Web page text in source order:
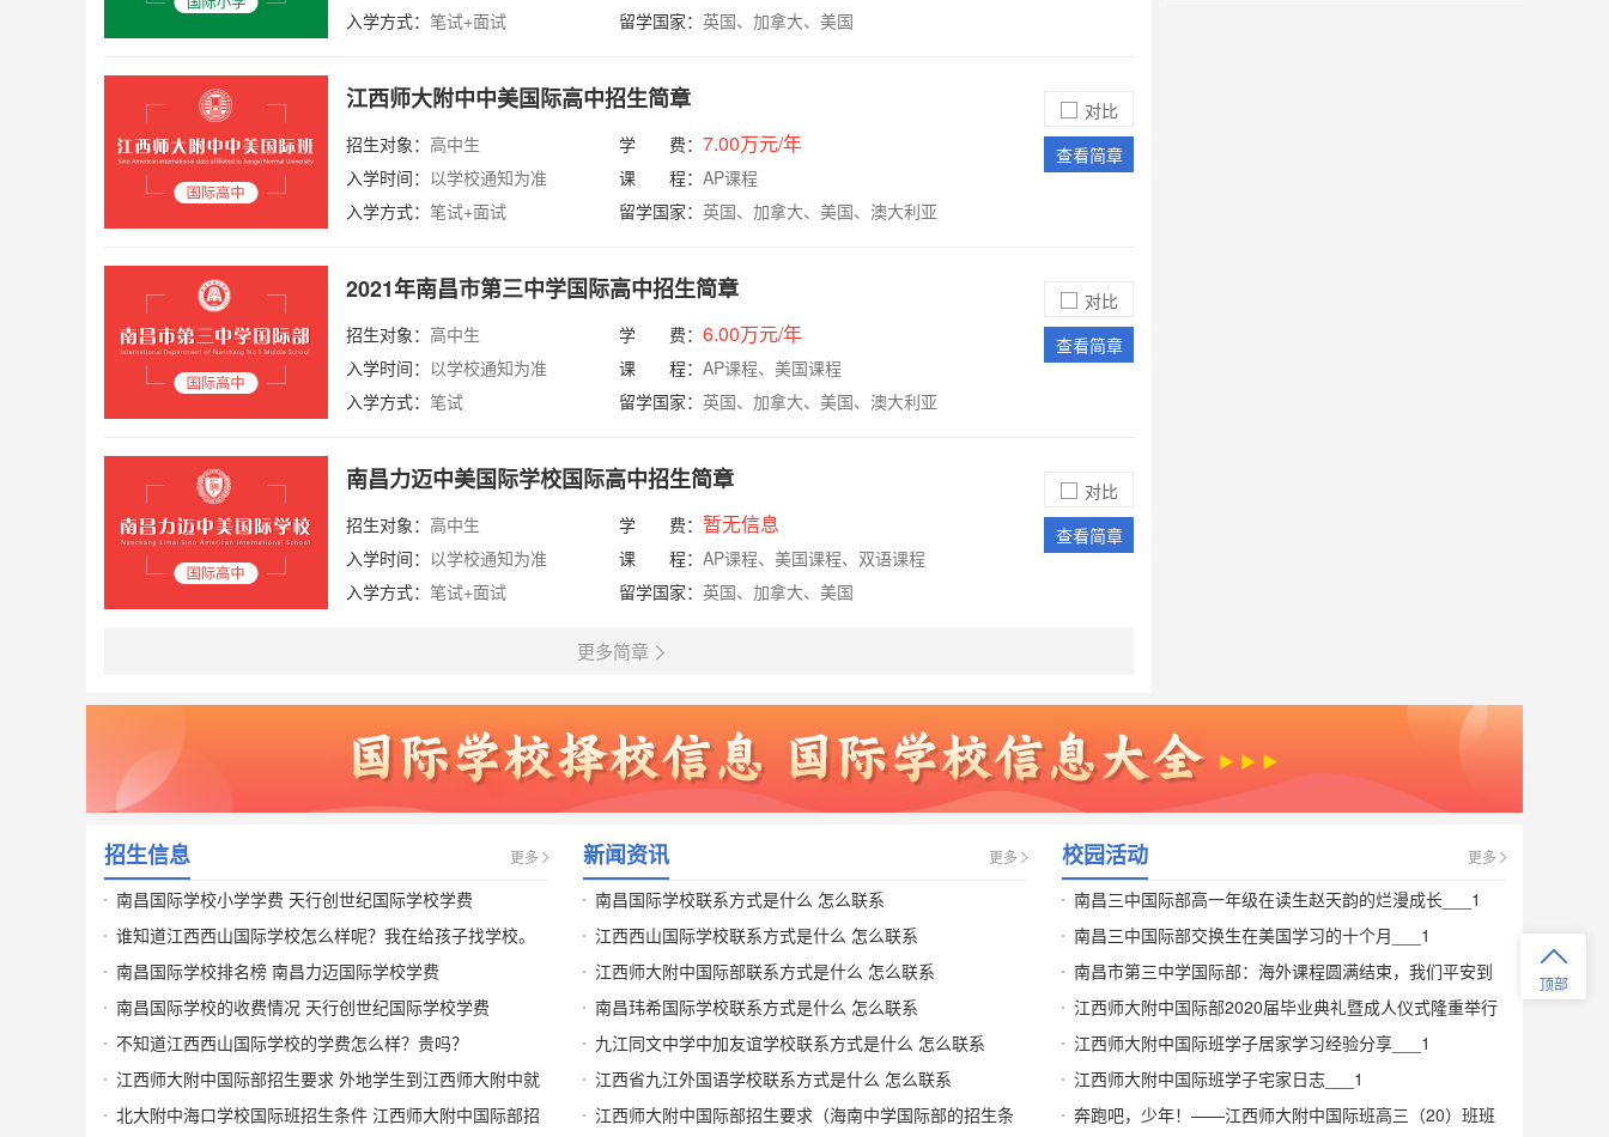
入学方式： 笔试+面试 留学国家： 英国、加拿大、美国
江西师大附中中美国际高中招生简章
招生对象： 高中生 学 费： 7.00万元/年
入学时间： 以学校通知为准 课 程： AP课程
入学方式： 笔试+面试 留学国家： 英国、加拿大、美国、澳大利亚
对比
查看简章
2021年南昌市第三中学国际高中招生简章
招生对象： 高中生 学 费： 6.00万元/年
入学时间： 以学校通知为准 课 程： AP课程、美国课程
入学方式： 笔试 留学国家： 英国、加拿大、美国、澳大利亚
对比
查看简章
南昌力迈中美国际学校国际高中招生简章
招生对象： 高中生 学 费： 暂无信息
入学时间： 以学校通知为准 课 程： AP课程、美国课程、双语课程
入学方式： 笔试+面试 留学国家： 英国、加拿大、美国
对比
查看简章
更多简章
一新生计划招3个班，班级采用小班教
一插班高二的学生，只会录取非常优秀
的同学以保证班级质量。
江西师大附中中美国际班学费7万/年。
怎样才能被江西师大附中中美国际班录
取？
首先参加江西师大附中中美国际班组织
再结合孩子的中考成绩。两项都达到学
校的要求后，便可获得最终录取。
2020年南昌市第三中学国际部招生计划
有哪些？
招生信息 更多
南昌国际学校小学学费 天行创世纪国际学校学费
谁知道江西西山国际学校怎么样呢？我在给孩子找学校。
南昌国际学校排名榜 南昌力迈国际学校学费
南昌国际学校的收费情况 天行创世纪国际学校学费
不知道江西西山国际学校的学费怎么样？贵吗？
江西师大附中国际部招生要求 外地学生到江西师大附中就
读的条件
北大附中海口学校国际班招生条件 江西师大附中国际部招
新闻资讯 更多
南昌国际学校联系方式是什么 怎么联系
江西西山国际学校联系方式是什么 怎么联系
江西师大附中国际部联系方式是什么 怎么联系
南昌玮希国际学校联系方式是什么 怎么联系
九江同文中学中加友谊学校联系方式是什么 怎么联系
江西省九江外国语学校联系方式是什么 怎么联系
江西师大附中国际部招生要求（海南中学国际部的招生条
校园活动 更多
南昌三中国际部高一年级在读生赵天韵的烂漫成长___1
南昌三中国际部交换生在美国学习的十个月___1
南昌市第三中学国际部：海外课程圆满结束，我们平安到
家啦！___1
江西师大附中国际部2020届毕业典礼暨成人仪式隆重举行
___1
江西师大附中国际班学子居家学习经验分享___1
江西师大附中国际班学子宅家日志___1
奔跑吧，少年！——江西师大附中国际班高三（20）班班
顶部